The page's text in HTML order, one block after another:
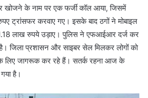
खोजने के नाम पर एक फर्जी कॉल आया, जिसमें
ट्रांसफर करवाए गए। इसके बाद ठगों ने मोबाइल
लाख रुपये उड़ाए। पुलिस ने एफआईआर दर्ज कर
जिला प्रशासन और साइबर सेल मिलकर लोगों को
लिए जागरूक कर रहे हैं। सतर्क रहना आज के
है।